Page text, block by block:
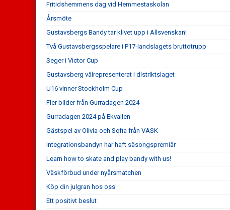
Fritidshemmens dag vid Hemmestaskolan
Årsmöte
Gustavsbergs Bandy tar klivet upp i Allsvenskan!
Två Gustavsbergsspelare i P17-landslagets bruttotrupp
Seger i Victor Cup
Gustavsberg välrepresenterat i distriktslaget
U16 vinner Stockholm Cup
Fler bilder från Gurradagen 2024
Gurradagen 2024 på Ekvallen
Gästspel av Olivia och Sofia från VASK
Integrationsbandyn har haft säsongspremiär
Learn how to skate and play bandy with us!
Väskförbud under nyårsmatchen
Köp din julgran hos oss
Ett positivt beslut